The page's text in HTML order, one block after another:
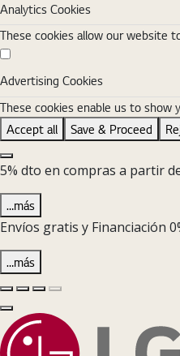
Analytics Cookies
These cookies allow our website
Advertising Cookies
Advertising Cookies
These cookies enable us to
Accept all
Save & Proceed
Close the Cookie Setting banner
5% dto en compras a partir
…más
Envíos gratis y Financiación
…más
Cerrar